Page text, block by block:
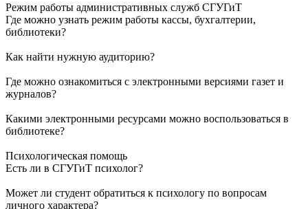
Режим работы административных служб СГУГиТ
Где можно узнать режим работы кассы, бухгалтерии,
библиотеки?
Как найти нужную аудиторию?
Где можно ознакомиться с электронными версиями газет и
журналов?
Какими электронными ресурсами можно воспользоваться в
библиотеке?
Психологическая помощь
Есть ли в СГУГиТ психолог?
Может ли студент обратиться к психологу по вопросам
личного характера?